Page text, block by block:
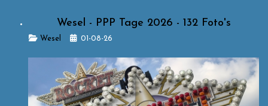
Wesel - PPP Tage 2026 - 132 Foto's
Details
Wesel 01-08-26